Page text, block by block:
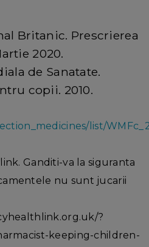
Britanic. Prescrierea
2020.
de Sanatate.
copii. 2010.
list/
Ganditi-va la siguranta
nu sunt jucarii
?
keeping-children-